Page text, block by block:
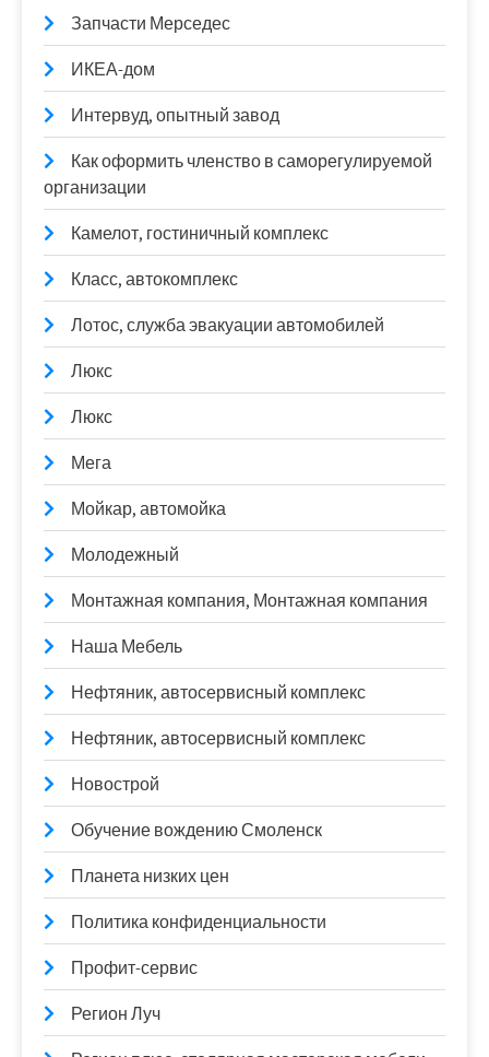
Запчасти Мерседес
ИКЕА-дом
Интервуд, опытный завод
Как оформить членство в саморегулируемой
организации
Камелот, гостиничный комплекс
Класс, автокомплекс
Лотос, служба эвакуации автомобилей
Люкс
Люкс
Мега
Мойкар, автомойка
Молодежный
Монтажная компания, Монтажная компания
Наша Мебель
Нефтяник, автосервисный комплекс
Нефтяник, автосервисный комплекс
Новострой
Обучение вождению Смоленск
Планета низких цен
Политика конфиденциальности
Профит-сервис
Регион Луч